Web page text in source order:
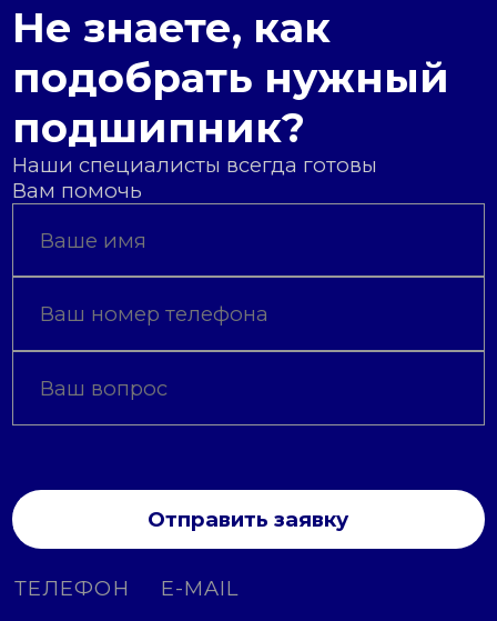
Не знаете, как
подобрать нужный
подшипник?
Наши специалисты всегда готовы
Вам помочь
Отправить заявку
ТЕЛЕФОН E-MAIL